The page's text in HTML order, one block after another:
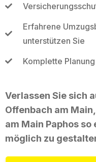
Erfahrene
unterstützen Sie
Komplette
Verlassen Sie sich
Offenbach am
am Main Paphos
möglich zu